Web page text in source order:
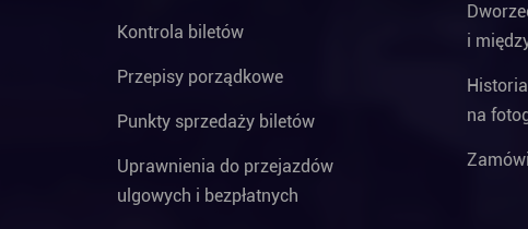
Kontrola biletów
Przepisy porządkowe
Punkty sprzedaży biletów
Uprawnienia do przejazdów
ulgowych i bezpłatnych
i
na